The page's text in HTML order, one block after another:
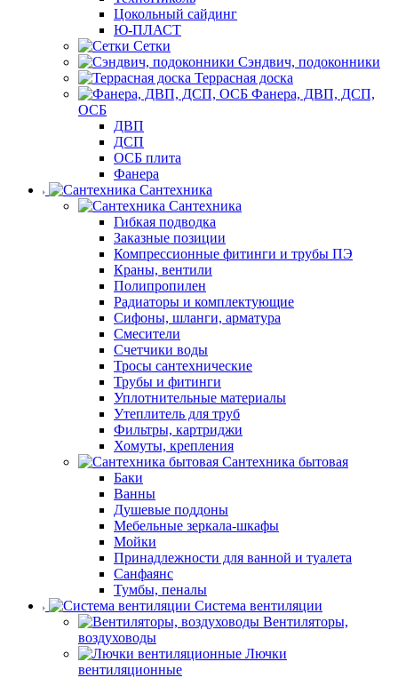
Цокольный сайдинг
Ю-ПЛАСТ
Сетки
Сэндвич, подоконники
Террасная доска
Фанера, ДВП, ДСП,
ОСБ
ДВП
ДСП
ОСБ плита
Фанера
Сантехника
Сантехника
Гибкая подводка
Заказные позиции
Компрессионные фитинги и трубы ПЭ
Краны, вентили
Полипропилен
Радиаторы и комплектующие
Сифоны, шланги, арматура
Смесители
Счетчики воды
Тросы сантехнические
Трубы и фитинги
Уплотнительные материалы
Утеплитель для труб
Фильтры, картриджи
Хомуты, крепления
Сантехника бытовая
Баки
Ванны
Душевые поддоны
Мебельные зеркала-шкафы
Мойки
Принадлежности для ванной и туалета
Санфаянс
Тумбы, пеналы
Система вентиляции
Вентиляторы,
воздуховоды
Лючки
вентиляционные